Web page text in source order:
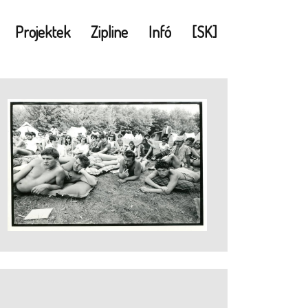
Projektek Zipline Infó [SK]